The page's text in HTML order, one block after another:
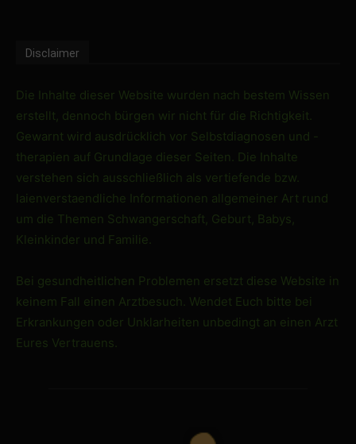
Disclaimer
Die Inhalte dieser Website wurden nach bestem Wissen
erstellt, dennoch bürgen wir nicht für die Richtigkeit.
Gewarnt wird ausdrücklich vor Selbstdiagnosen und -
therapien auf Grundlage dieser Seiten. Die Inhalte
verstehen sich ausschließlich als vertiefende bzw.
laienverstaendliche Informationen allgemeiner Art rund
um die Themen Schwangerschaft, Geburt, Babys,
Kleinkinder und Familie.
Bei gesundheitlichen Problemen ersetzt diese Website in
keinem Fall einen Arztbesuch. Wendet Euch bitte bei
Erkrankungen oder Unklarheiten unbedingt an einen Arzt
Eures Vertrauens.